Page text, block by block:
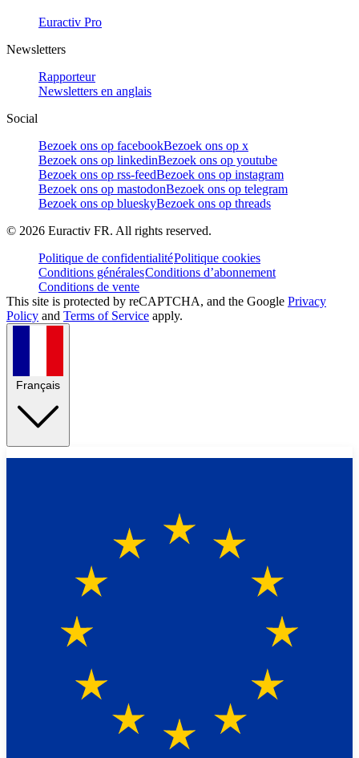
Euractiv Pro
Newsletters
Rapporteur
Newsletters en anglais
Social
Bezoek ons op facebookBezoek ons op x
Bezoek ons op linkedinBezoek ons op youtube
Bezoek ons op rss-feedBezoek ons op instagram
Bezoek ons op mastodonBezoek ons op telegram
Bezoek ons op blueskyBezoek ons op threads
© 2026 Euractiv FR. All rights reserved.
Politique de confidentialitéPolitique cookies
Conditions généralesConditions d’abonnement
Conditions de vente
This site is protected by reCAPTCHA, and the Google Privacy
Policy and Terms of Service apply.
Français